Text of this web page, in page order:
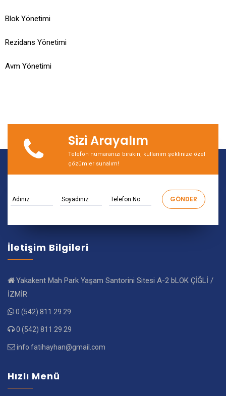
Blok Yönetimi
Rezidans Yönetimi
Avm Yönetimi
Sizi Arayalım
Telefon numaranızı bırakın, kullanım şeklinize özel
çözümler sunalım!
İletişim Bilgileri
Yakakent Mah Park Yaşam Santorini Sitesi A-2 bLOK ÇİĞLİ /
İZMİR
0 (542) 811 29 29
0 (542) 811 29 29
info.fatihayhan@gmail.com
Hızlı Menü